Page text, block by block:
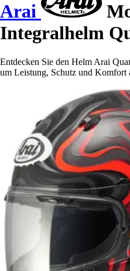
Arai
Integralhelm
Entdecken Sie den Helm Arai
um Leistung, Schutz und Komfort